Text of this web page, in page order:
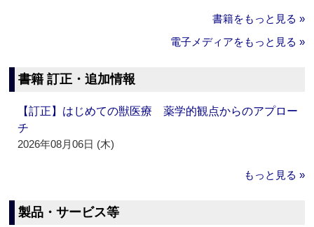
書籍をもっと見る »
電子メディアをもっと見る »
書籍 訂正・追加情報
【訂正】はじめての獣医療 薬学的観点からのアプロー
チ
2026年08月06日 (木)
もっと見る »
製品・サービス等